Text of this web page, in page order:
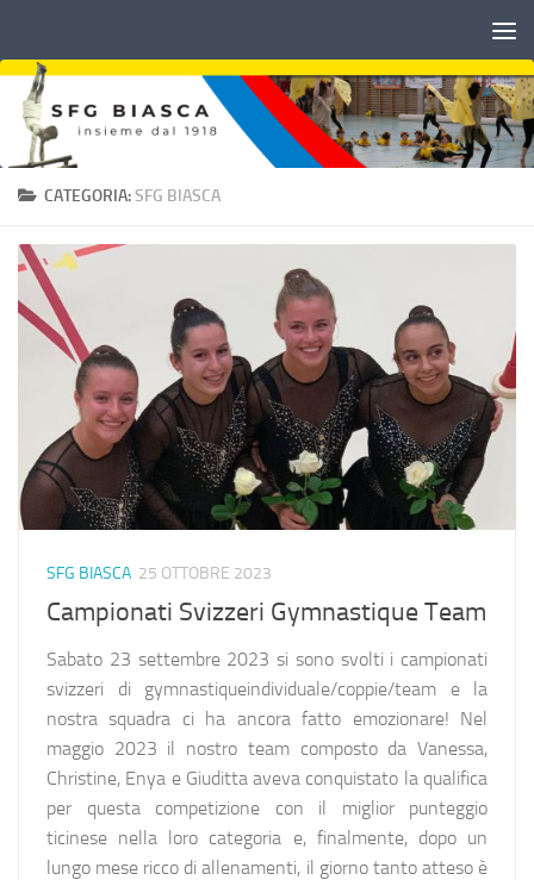
CATEGORIA:SFG BIASCA
SFG BIASCA 25 OTTOBRE 2023
Campionati Svizzeri Gymnastique Team
Sabato 23 settembre 2023 si sono svolti i campionati
svizzeri di gymnastiqueindividuale/coppie/team e la
nostra squadra ci ha ancora fatto emozionare! Nel
maggio 2023 il nostro team composto da Vanessa,
Christine, Enya e Giuditta aveva conquistato la qualifica
per questa competizione con il miglior punteggio
ticinese nella loro categoria e, finalmente, dopo un
lungo mese ricco di allenamenti, il giorno tanto atteso è